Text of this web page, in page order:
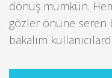
dönüş mümkün.
gözler önüne seren
bakalım